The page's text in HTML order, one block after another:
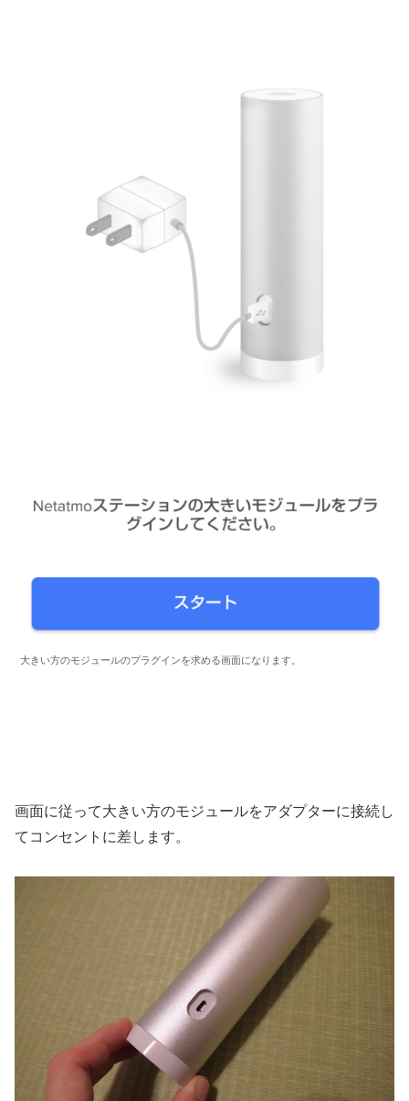
大きい方のモジュールのプラグインを求める画面になります。
画面に従って大きい方のモジュールをアダプターに接続し
てコンセントに差します。